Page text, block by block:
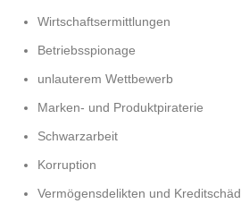
Wirtschaftsermittlungen
Betriebsspionage
unlauterem Wettbewerb
Marken- und Produktpiraterie
Schwarzarbeit
Korruption
Vermögensdelikten und